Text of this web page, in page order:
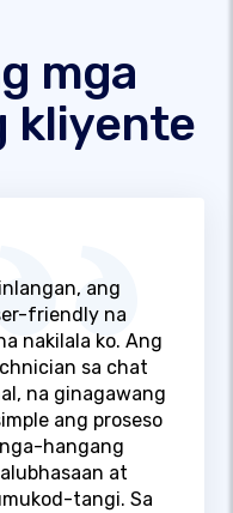
mga
kliyente
ang
friendly na
nakilala ko. Ang
sa chat
na ginagawang
ang proseso
hangang
at
tangi. Sa